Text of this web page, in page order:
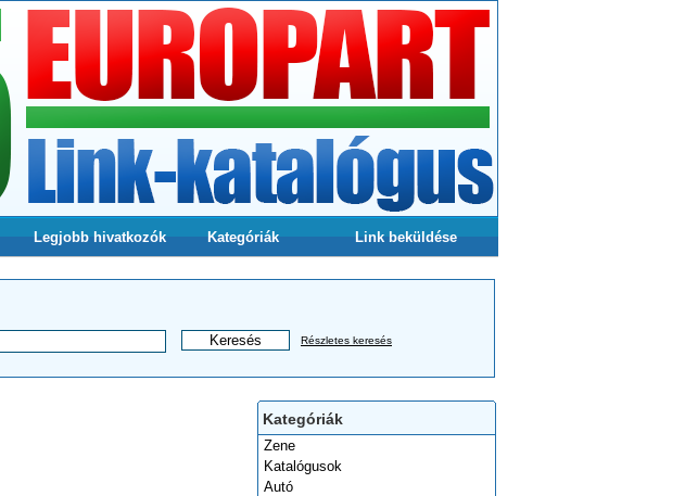
Legjobb hivatkozók
a webodlalunkra
Kategóriák Link beküldése
Részletes keresés
Kategóriák
Zene
Katalógusok
Autó